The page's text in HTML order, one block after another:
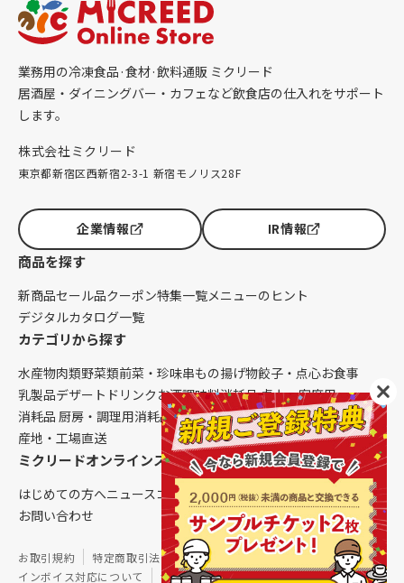
業務用の冷凍食品·食材·飲料通販 ミクリード
居酒屋・ダイニングバー・カフェなど飲食店の仕入れをサポート
します。
株式会社ミクリード
東京都新宿区西新宿2-3-1 新宿モノリス28F
企業情報 IR情報
商品を探す
新商品セール品クーポン特集一覧メニューのヒント
デジタルカタログ一覧
カテゴリから探す
水産物肉類野菜類前菜・珍味串もの揚げ物餃子・点心お食事
乳製品デザート ドリンク お酒調味料消耗品 卓上・客席用
消耗品 厨房・調理用消耗品 クレンリネス生鮮品（配送便限定）
産地・工場直送
ミクリードオンラインストアについて
はじめての方へニュースコラムご利用ガイド会社概要
お問い合わせ
お取引規約 特定商取引法に基づく表記
個人情報保護方針
インボイス対応について
サイトマップ